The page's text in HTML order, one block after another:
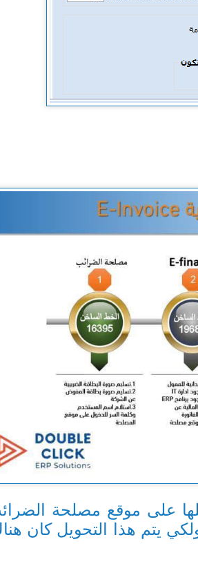
على موقع مصلحة
ولكي يتم هذا التحويل كان